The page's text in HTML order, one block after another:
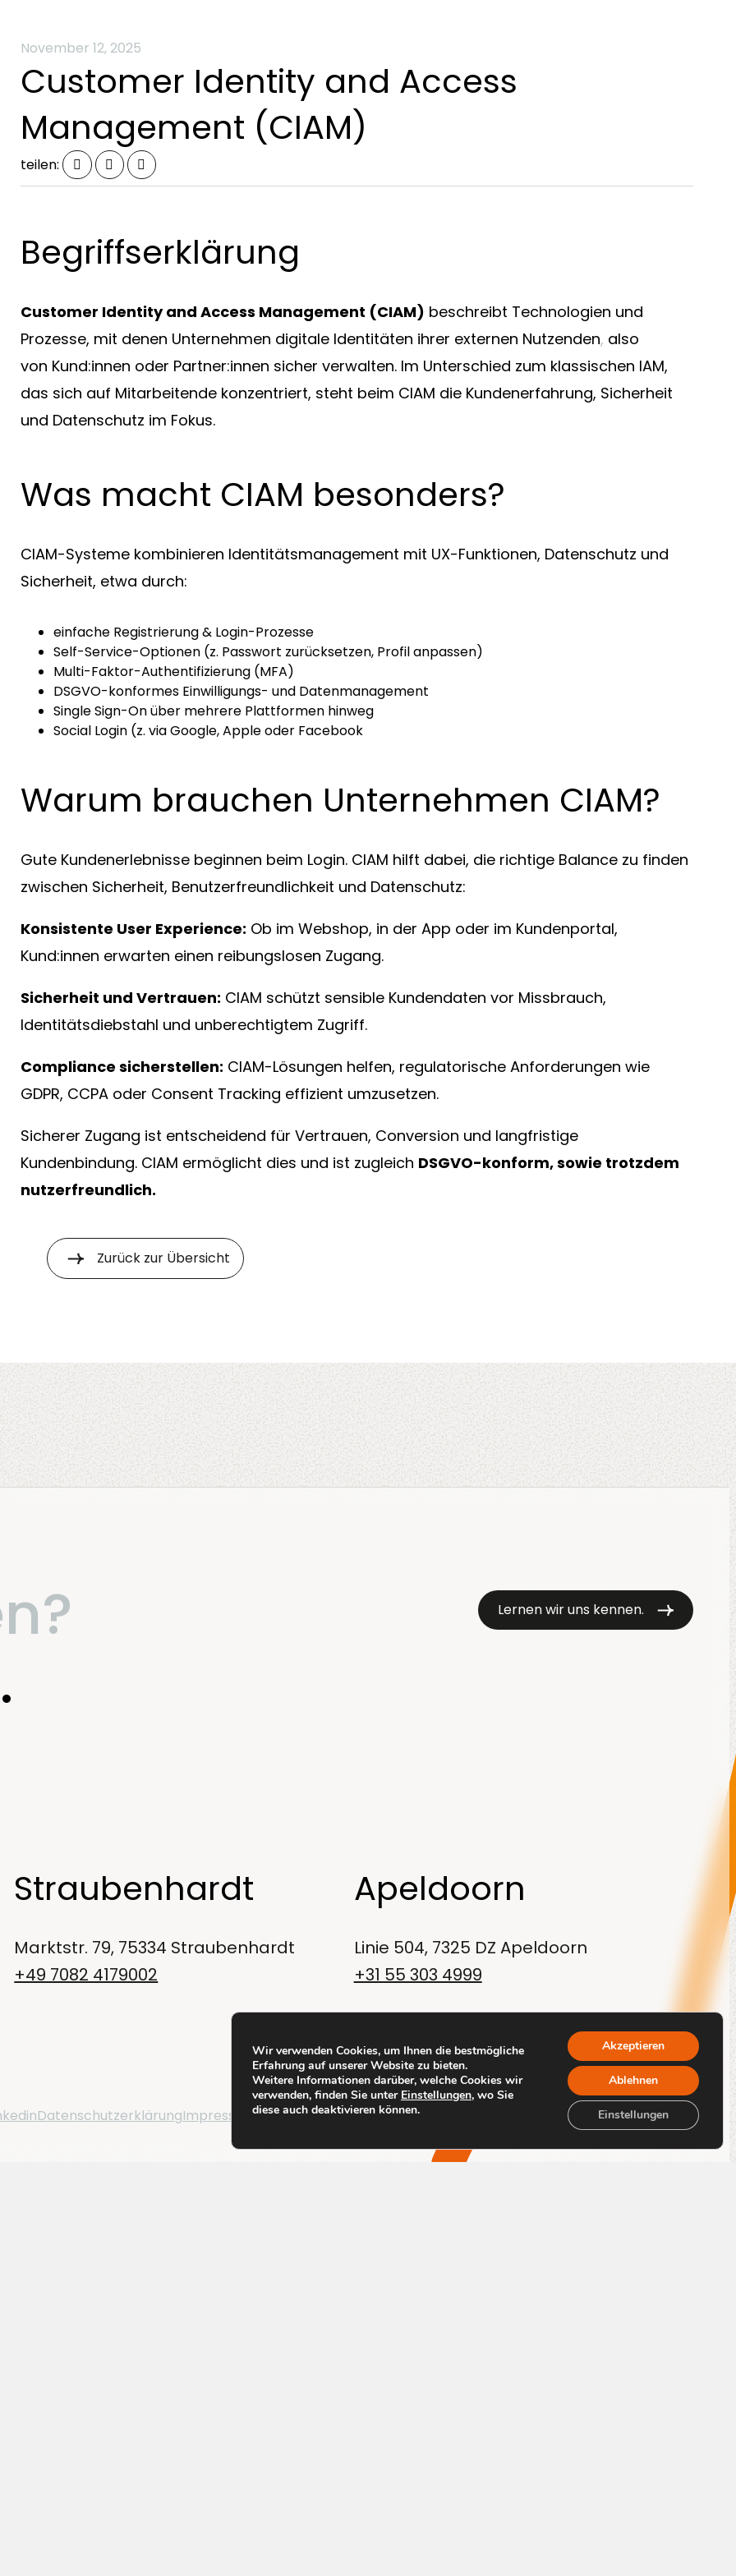
Alle Dienstleistungen
Fertigung
November 12, 2025
Customer Identity and Access
Management (CIAM)
teilen:
Begriffserklärung
Customer Identity and Access Management (CIAM) beschreibt Technologien und
Prozesse, mit denen Unternehmen digitale Identitäten ihrer externen Nutzenden, also
von Kund:innen oder Partner:innen sicher verwalten. Im Unterschied zum klassischen IAM,
das sich auf Mitarbeitende konzentriert, steht beim CIAM die Kundenerfahrung, Sicherheit
und Datenschutz im Fokus.
Was macht CIAM besonders?
CIAM-Systeme kombinieren Identitätsmanagement mit UX-Funktionen, Datenschutz und
Sicherheit, etwa durch:
einfache Registrierung & Login-Prozesse
Self-Service-Optionen (z. Passwort zurücksetzen, Profil anpassen)
Multi-Faktor-Authentifizierung (MFA)
DSGVO-konformes Einwilligungs- und Datenmanagement
Single Sign-On über mehrere Plattformen hinweg
Social Login (z. via Google, Apple oder Facebook
Warum brauchen Unternehmen CIAM?
Gute Kundenerlebnisse beginnen beim Login. CIAM hilft dabei, die richtige Balance zu finden
zwischen Sicherheit, Benutzerfreundlichkeit und Datenschutz:
Konsistente User Experience: Ob im Webshop, in der App oder im Kundenportal,
Kund:innen erwarten einen reibungslosen Zugang.
Sicherheit und Vertrauen: CIAM schützt sensible Kundendaten vor Missbrauch,
Identitätsdiebstahl und unberechtigtem Zugriff.
Compliance sicherstellen: CIAM-Lösungen helfen, regulatorische Anforderungen wie
GDPR, CCPA oder Consent Tracking effizient umzusetzen.
Sicherer Zugang ist entscheidend für Vertrauen, Conversion und langfristige
Kundenbindung. CIAM ermöglicht dies und ist zugleich DSGVO-konform, sowie trotzdem
nutzerfreundlich.
Zurück zur Übersicht
Lernen wir uns kennen.
Straubenhardt
Marktstr. 79, 75334 Straubenhardt
+49 7082 4179002
Apeldoorn
Linie 504, 7325 DZ Apeldoorn
+31 55 303 4999
DatenschutzerklärungImpressum ByCode Blauw
Wir verwenden Cookies, um Ihnen die bestmögliche
Erfahrung auf unserer Website zu bieten.
Weitere Informationen darüber, welche Cookies wir
verwenden, finden Sie unter Einstellungen, wo Sie
diese auch deaktivieren können.
Akzeptieren
Ablehnen
Einstellungen